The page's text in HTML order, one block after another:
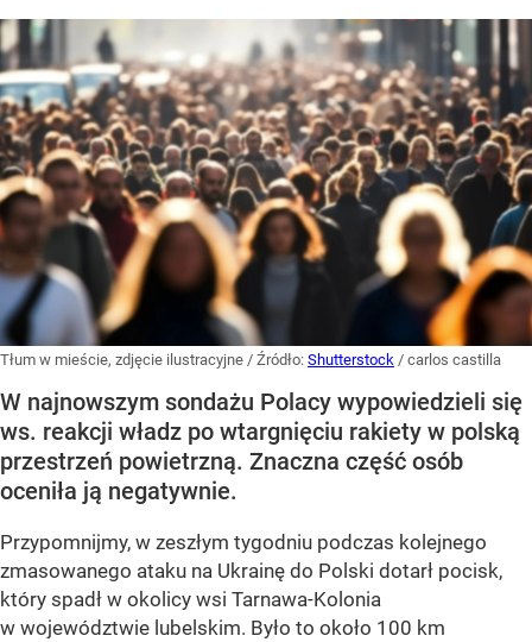
Tłum w mieście, zdjęcie ilustracyjne / Źródło: Shutterstock / carlos castilla
W najnowszym sondażu Polacy wypowiedzieli się
ws. reakcji władz po wtargnięciu rakiety w polską
przestrzeń powietrzną. Znaczna część osób
oceniła ją negatywnie.
Przypomnijmy, w zeszłym tygodniu podczas kolejnego
zmasowanego ataku na Ukrainę do Polski dotarł pocisk,
który spadł w okolicy wsi Tarnawa-Kolonia
w województwie lubelskim. Było to około 100 km